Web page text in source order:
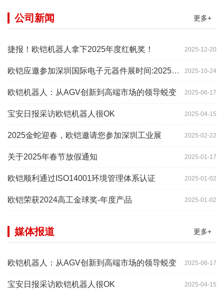
更多+
公司新闻
2025-12-20
捷报！欧铠机器人拿下2025年度红帆奖！
2025-10-24
欧铠应邀参加深圳国际电子元器件展时间:2025年10月28-
2025-06-17
欧铠机器人：从AGV创新到高端市场的领导蜕变
2025-04-15
宝安日报采访欧铠机器人很OK
2025-02-22
2025金蛇迎春，欧铠邀请您参加深圳工业展
2025-01-17
关于2025年春节放假通知
2025-01-02
欧铠顺利通过ISO14001环境管理体系认证
2025-01-02
欧铠荣获2024高工金球奖-年度产品
更多+
媒体报道
2025-06-17
欧铠机器人：从AGV创新到高端市场的领导蜕变
2025-04-15
宝安日报采访欧铠机器人很OK